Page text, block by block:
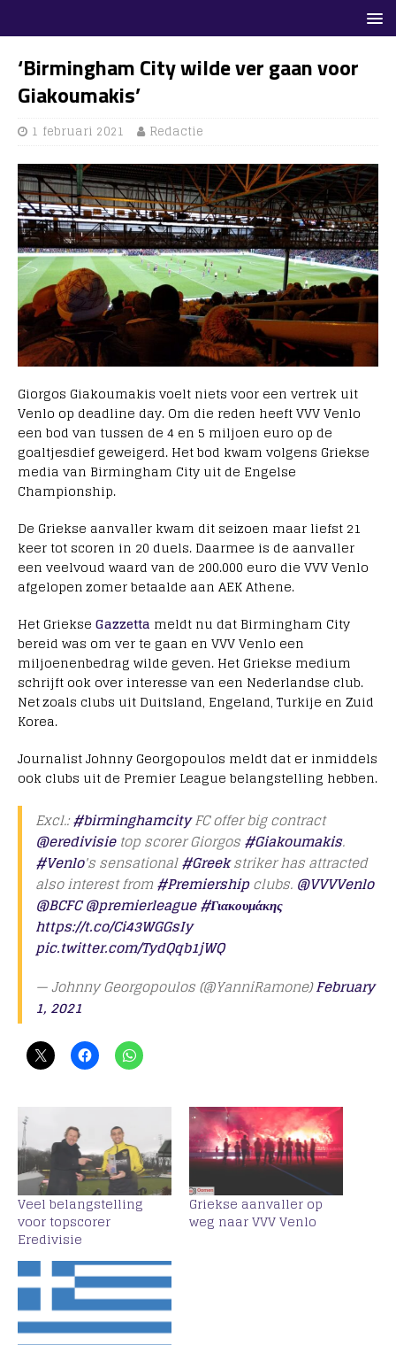
‘Birmingham City wilde ver gaan voor
Giakoumakis’
1 februari 2021 Redactie
Giorgos Giakoumakis voelt niets voor een vertrek uit
Venlo op deadline day. Om die reden heeft VVV Venlo
een bod van tussen de 4 en 5 miljoen euro op de
goaltjesdief geweigerd. Het bod kwam volgens Griekse
media van Birmingham City uit de Engelse
Championship.
De Griekse aanvaller kwam dit seizoen maar liefst 21
keer tot scoren in 20 duels. Daarmee is de aanvaller
een veelvoud waard van de 200.000 euro die VVV Venlo
afgelopen zomer betaalde aan AEK Athene.
Het Griekse Gazzetta meldt nu dat Birmingham City
bereid was om ver te gaan en VVV Venlo een
miljoenenbedrag wilde geven. Het Griekse medium
schrijft ook over interesse van een Nederlandse club.
Net zoals clubs uit Duitsland, Engeland, Turkije en Zuid
Korea.
Journalist Johnny Georgopoulos meldt dat er inmiddels
ook clubs uit de Premier League belangstelling hebben.
Excl.:#birminghamcityFC offer big contract
@eredivisietop scorer Giorgos#Giakoumakis.
#Venlo's sensational#Greekstriker has attracted
also interest from#Premiershipclubs. @VVVVenlo
@BCFC @premierleague#Γιακουμάκης
https://t.co/Ci43WGGsIy
pic.twitter.com/TydQqb1jWQ
— Johnny Georgopoulos (@YanniRamone)February
1, 2021
Veel belangstelling
voor topscorer
Eredivisie
Griekse aanvaller op
weg naar VVV Venlo